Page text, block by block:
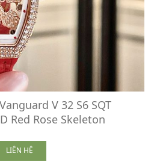
V 32 S6 SQT
Red Rose Skeleton
LIÊN HỆ